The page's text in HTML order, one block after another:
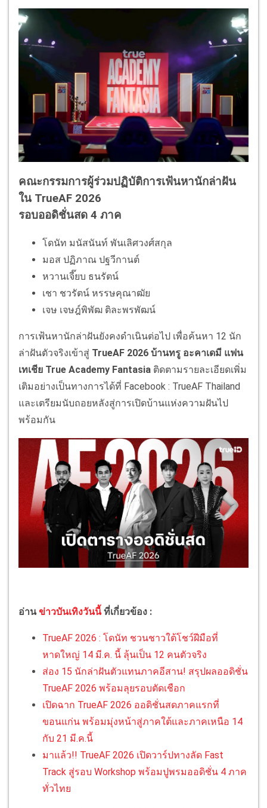
คณะกรรมการผู้ร่วมปฏิบัติการเฟ้นหานักล่าฝัน
ใน TrueAF 2026
รอบออดิชั่นสด 4 ภาค
โดนัท มนัสนันท์ พันเลิศวงศ์สกุล
มอส ปฏิภาณ ปฐวีกานต์
หวานเจี๊ยบ ธนรัตน์
เชา ชวรัตน์ หรรษคุณาฒัย
เจษ เจษฎ์พิพัฒ ติละพรพัฒน์
การเฟ้นหานักล่าฝันยังคงดำเนินต่อไป เพื่อค้นหา 12 นัก
ล่าฝันตัวจริงเข้าสู่ TrueAF 2026 บ้านทรู อะคาเดมี แฟน
เทเชีย True Academy Fantasia ติดตามรายละเอียดเพิ่ม
เติมอย่างเป็นทางการได้ที่ Facebook : TrueAF Thailand
และเตรียมนับถอยหลังสู่การเปิดบ้านแห่งความฝันไป
พร้อมกัน
อ่านข่าวบันเทิงวันนี้ ที่เกี่ยวข้อง :
TrueAF 2026 : โดนัท ชวนชาวใต้โชว์ฝีมือที่
หาดใหญ่ 14 มี.ค. นี้ ลุ้นเป็น 12 คนตัวจริง
ส่อง 15 นักล่าฝันตัวแทนภาคอีสาน! สรุปผลออดิชั่น
TrueAF 2026 พร้อมลุยรอบตัดเชือก
เปิดฉาก TrueAF 2026 ออดิชั่นสดภาคแรกที่
ขอนแก่น พร้อมมุ่งหน้าสู่ภาคใต้และภาคเหนือ 14
กับ 21 มี.ค.นี้
มาแล้ว!! TrueAF 2026 เปิดวาร์ปทางลัด Fast
Track สู่รอบ Workshop พร้อมปูพรมออดิชั่น 4 ภาค
ทั่วไทย